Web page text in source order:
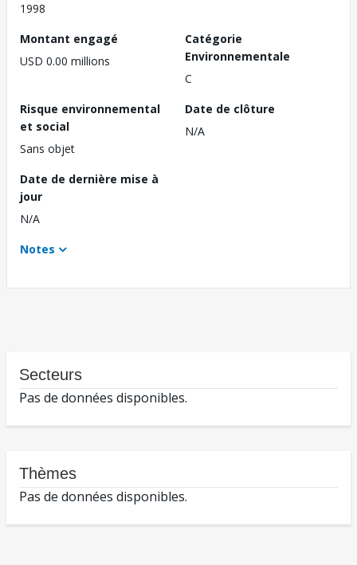
1998
Montant engagé
USD 0.00 millions
Catégorie
Environnementale
C
Risque environnemental
et social
Sans objet
Date de clôture
N/A
Date de dernière mise à
jour
N/A
Notes
Secteurs
Pas de données disponibles.
Thèmes
Pas de données disponibles.